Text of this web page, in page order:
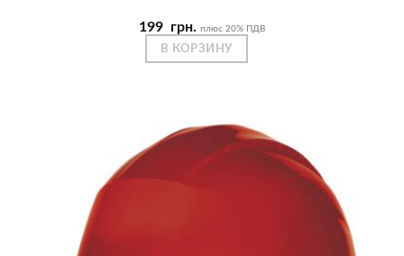
199 грн. плюс 20% ПДВ
В КОРЗИНУ